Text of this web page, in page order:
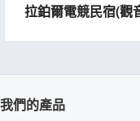
拉鉑爾電競民宿(觀
我們的產品